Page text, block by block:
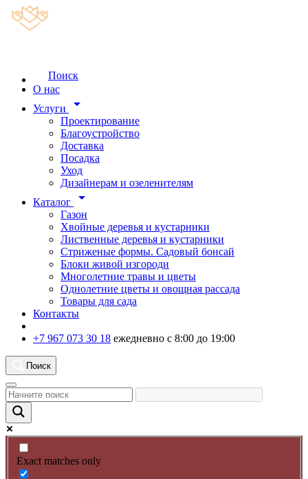
Поиск
О нас
Услуги
arrow_drop_down
Проектирование
Благоустройство
Доставка
Посадка
Уход
Дизайнерам и озеленителям
Каталог
arrow_drop_down
Газон
Хвойные деревья и кустарники
Лиственные деревья и кустарники
Стриженые формы. Садовый бонсай
Блоки живой изгороди
Многолетние травы и цветы
Однолетние цветы и овощная рассада
Товары для сада
Контакты
+7 967 073 30 18 ежедневно с 8:00 до 19:00
Поиск
Exact matches only